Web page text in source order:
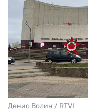
Денис Волин / RTVI